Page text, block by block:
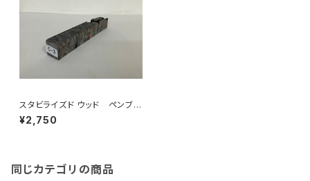
スタビライズド ウッド ペンブラ
ンク（ペン制作用木材）C-3、C-
9
¥2,750
同じカテゴリの商品